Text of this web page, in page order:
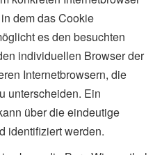
dem das Cookie
es den besuchten
individuellen Browser der
Internetbrowsern, die
unterscheiden. Ein
über die eindeutige
identifiziert werden.